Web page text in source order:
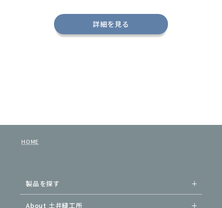
詳細を見る
HOME
製品を探す
About 土井縫工所